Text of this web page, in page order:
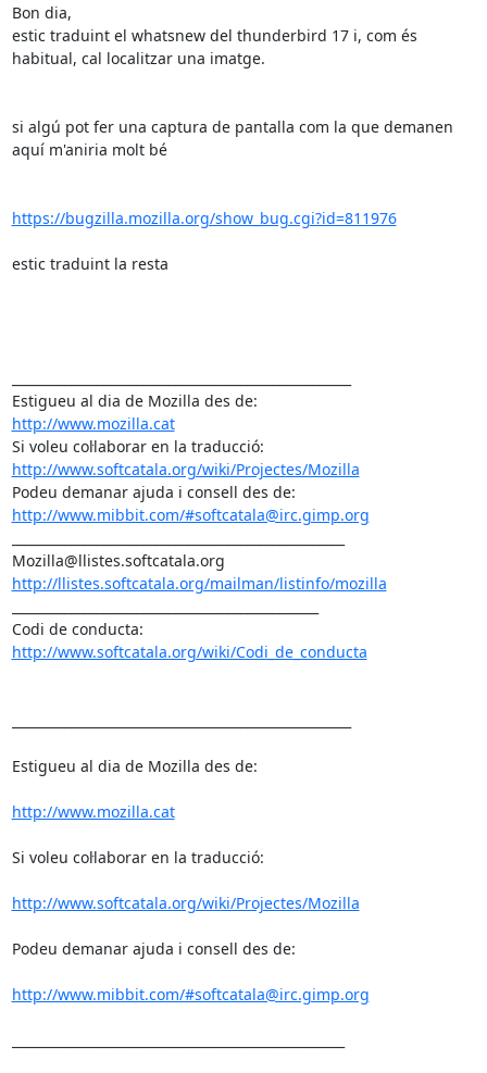
Bon dia,
estic traduint el whatsnew del thunderbird 17 i, com és
habitual, cal localitzar una imatge.
si algú pot fer una captura de pantalla com la que demanen
aquí m'aniria molt bé
https://bugzilla.mozilla.org/show_bug.cgi?id=811976
estic traduint la resta
http://www.mozilla.cat
http://www.softcatala.org/wiki/Projectes/Mozilla
http://www.mibbit.com/#softcatala@irc.gimp.org
http://llistes.softcatala.org/mailman/listinfo/mozilla
http://www.softcatala.org/wiki/Codi_de_conducta
Estigueu al dia de Mozilla des de:
http://www.mozilla.cat
Si voleu col·laborar en la traducció:
http://www.softcatala.org/wiki/Projectes/Mozilla
Podeu demanar ajuda i consell des de:
http://www.mibbit.com/#softcatala@irc.gimp.org